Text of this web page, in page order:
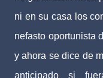
ni en su casa los
nefasto oportunista
y ahora se dice de
anticipado si